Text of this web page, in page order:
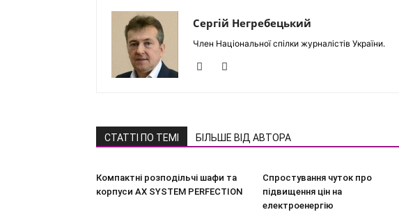
Сергій Негребецький
Член Національної спілки журналістів України.
СТАТТІ ПО ТЕМІ БІЛЬШЕ ВІД АВТОРА
Компактні розподільчі шафи та
корпуси AX SYSTEM PERFECTION
Спростування чуток про
підвищення цін на
електроенергію